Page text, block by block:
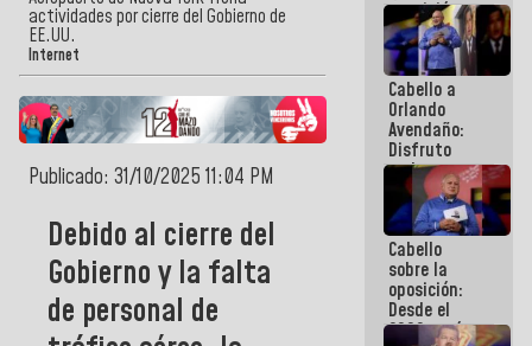
actividades por cierre del Gobierno de
EE.UU.
Internet
Publicado: 31/10/2025 11:04 PM
Debido al cierre del
Gobierno y la falta
de personal de
oposición
actual es la
más
dividida de
la historia
de
Venezuela
Cabello a
Orlando
Avendaño:
Disfruto
cada vez
que escribes
porque lo
que haces
es
embarrarla
Cabello
sobre la
oposición:
Desde el
2002 están